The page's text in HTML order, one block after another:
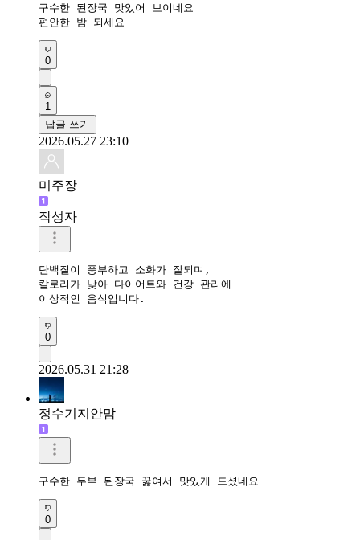
구수한 된장국 맛있어 보이네요
편안한 밤 되세요
0
1
답글 쓰기
2026.05.27 23:10
미주장
작성자
단백질이 풍부하고 소화가 잘되며,
칼로리가 낮아 다이어트와 건강 관리에
이상적인 음식입니다.
0
2026.05.31 21:28
정수기지안맘
구수한 두부 된장국 꿇여서 맛있게 드셨네요
0